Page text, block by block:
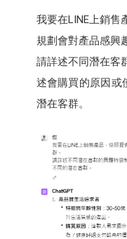
我要在LINE上銷售
規劃會對產品感興
請詳述不同潛在客
述會購買的原因或
潛在客群。